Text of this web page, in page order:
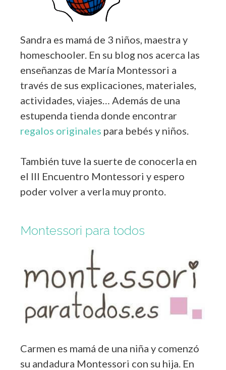
Sandra es mamá de 3 niños, maestra y
homeschooler. En su blog nos acerca las
enseñanzas de María Montessori a
través de sus explicaciones, materiales,
actividades, viajes… Además de una
estupenda tienda donde encontrar
regalos originales para bebés y niños.
También tuve la suerte de conocerla en
el III Encuentro Montessori y espero
poder volver a verla muy pronto.
Montessori para todos
Carmen es mamá de una niña y comenzó
su andadura Montessori con su hija. En